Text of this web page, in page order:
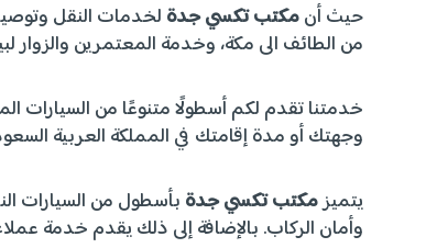
حيث أنمكتب تكسي جدة لخدمات النقل
من الطائف الى مكة، وخدمة المعتمرين والزوار
خدمتنا تقدم لكم أسطولًا متنوعًا من السيارات
وجهتك أو مدة إقامتك في المملكة العربية
يتميزمكتب تكسي جدة بأسطول من السيارات
وأمان الركاب. بالإضافة إلى ذلك يقدم خدمة